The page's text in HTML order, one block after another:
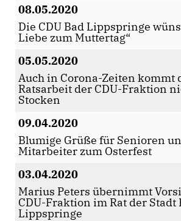
08.05.2020
Die CDU Bad Lippspringe
Liebe zum Muttertag“
05.05.2020
Auch in Corona-Zeiten kommt
Ratsarbeit der CDU-Fraktion
Stocken
09.04.2020
Blumige Grüße für Senioren
Mitarbeiter zum Osterfest
03.04.2020
Marius Peters übernimmt
CDU-Fraktion im Rat der Stadt
Lippspringe